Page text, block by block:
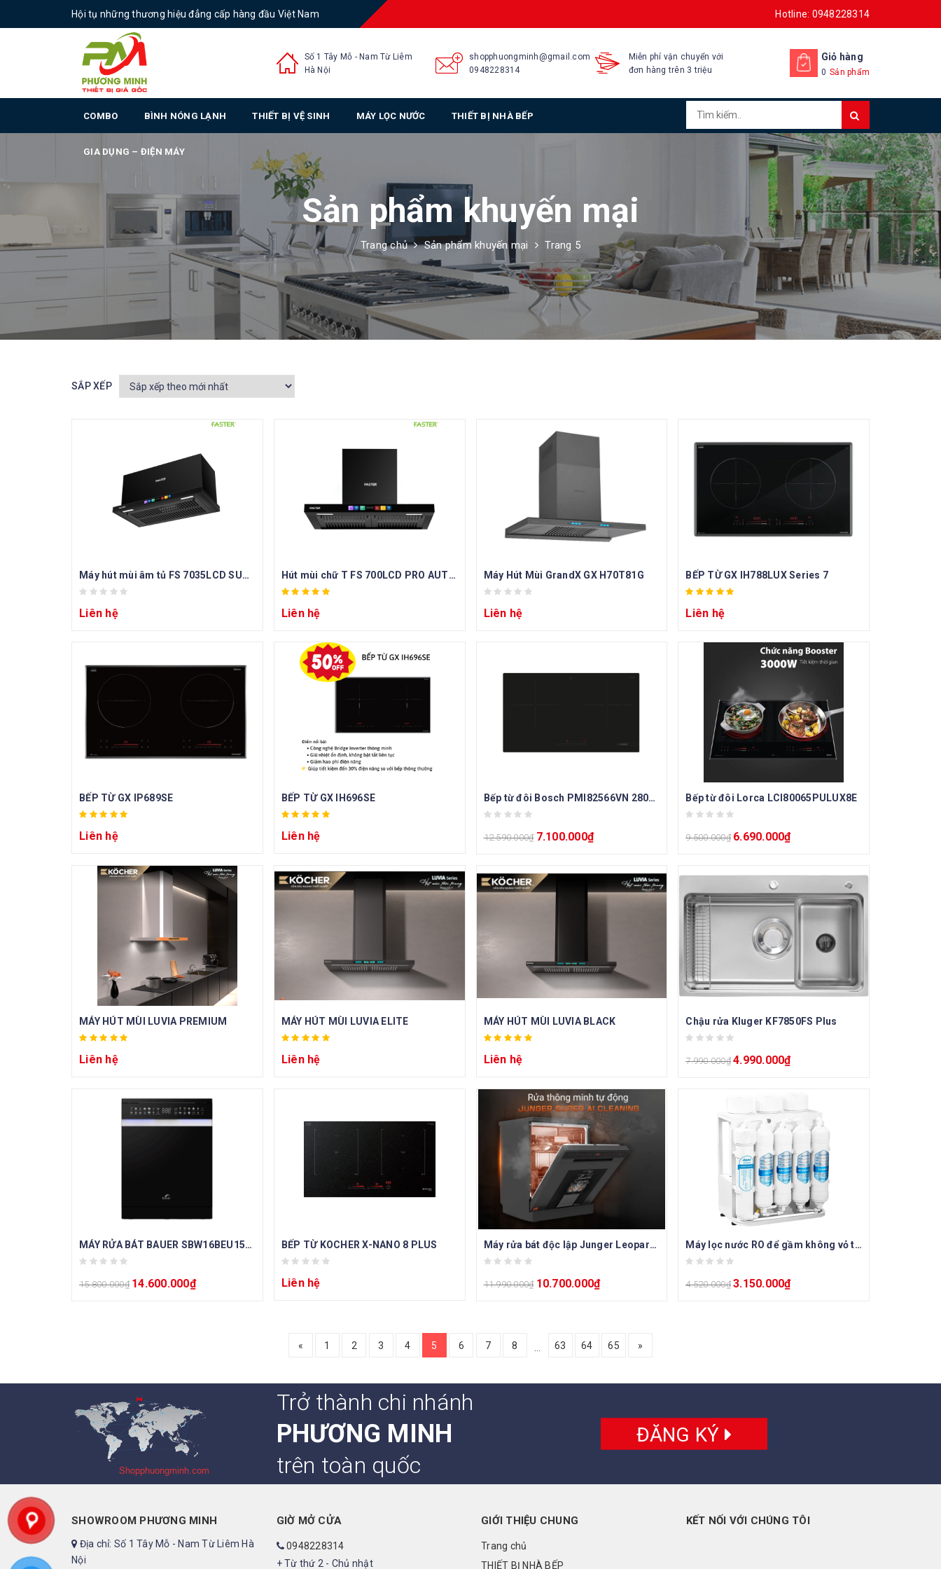
Hội tụ những thương hiệu đẳng cấp hàng đầu Việt Nam Hotline: 0948228314
Số 1 Tây Mỗ - Nam Từ Liêm
Hà Nội
shopphuongminh@gmail.com
0948228314
Miễn phí vận chuyển với
đơn hàng trên 3 triệu
Giỏ hàng
0 Sản phẩm
COMBO BÌNH NÓNG LẠNH THIẾT BỊ VỆ SINH MÁY LỌC NƯỚC THIẾT BỊ NHÀ BẾP
GIA DỤNG – ĐIỆN MÁY
Sản phẩm khuyến mại
Trang chủ Sản phẩm khuyến mại Trang 5
SẮP XẾP
Máy hút mùi âm tủ FS 7035LCD SUPER AUTOCLEAN
Liên hệ
Hút mùi chữ T FS 700LCD PRO AUTOCLEAN
Liên hệ
Máy Hút Mùi GrandX GX H70T81G
Liên hệ
BẾP TỪ GX IH788LUX Series 7
Liên hệ
BẾP TỪ GX IP689SE
Liên hệ
BẾP TỪ GX IH696SE
Liên hệ
Bếp từ đôi Bosch PMI82566VN 2800W
12.590.000₫ 7.100.000₫
Bếp từ đôi Lorca LCI80065PULUX8E
9.500.000₫ 6.690.000₫
MÁY HÚT MÙI LUVIA PREMIUM
Liên hệ
MÁY HÚT MÙI LUVIA ELITE
Liên hệ
MÁY HÚT MÙI LUVIA BLACK
Liên hệ
Chậu rửa Kluger KF7850FS Plus
7.990.000₫ 4.990.000₫
MÁY RỬA BÁT BAUER SBW16BEU15F SuperAI
15.800.000₫ 14.600.000₫
BẾP TỪ KOCHER X-NANO 8 PLUS
Liên hệ
Máy rửa bát độc lập Junger Leopard DWJ-103
11.990.000₫ 10.700.000₫
Máy lọc nước RO để gầm không vỏ tủ Daikiosan DSW-35008E
4.520.000₫ 3.150.000₫
« 1 2 3 4 5 6 7 8 63 64 65 »
Trở thành chi nhánh
PHƯƠNG MINH
trên toàn quốc
ĐĂNG KÝ
SHOWROOM PHƯƠNG MINH
Địa chỉ: Số 1 Tây Mỗ - Nam Từ Liêm Hà
Nội
GIỜ MỞ CỬA
0948228314
+ Từ thứ 2 - Chủ nhật
GIỚI THIỆU CHUNG
Trang chủ
THIẾT BỊ NHÀ BẾP
KẾT NỐI VỚI CHÚNG TÔI